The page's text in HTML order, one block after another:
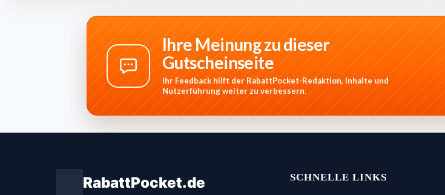
Ihre Meinung zu dieser
Gutscheinseite
Ihr Feedback hilft der RabattPocket-Redaktion, Inhalte und
Nutzerführung weiter zu verbessern.
RabattPocket.de SCHNELLE LINKS